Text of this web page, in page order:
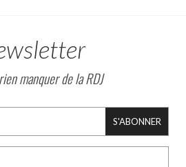
manquer de la RDJ
S'ABONNER